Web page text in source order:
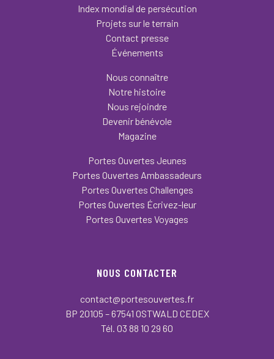
Index mondial de persécution
Projets sur le terrain
Contact presse
Événements
Nous connaître
Notre histoire
Nous rejoindre
Devenir bénévole
Magazine
Portes Ouvertes Jeunes
Portes Ouvertes Ambassadeurs
Portes Ouvertes Challenges
Portes Ouvertes Écrivez-leur
Portes Ouvertes Voyages
NOUS CONTACTER
contact@portesouvertes.fr
BP 20105 – 67541 OSTWALD CEDEX
Tél. 03 88 10 29 60